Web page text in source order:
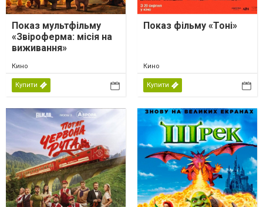
Показ мультфільму
«Звіроферма: місія на
виживання»
Кино
Купити
Показ фільму «Тоні»
Кино
Купити